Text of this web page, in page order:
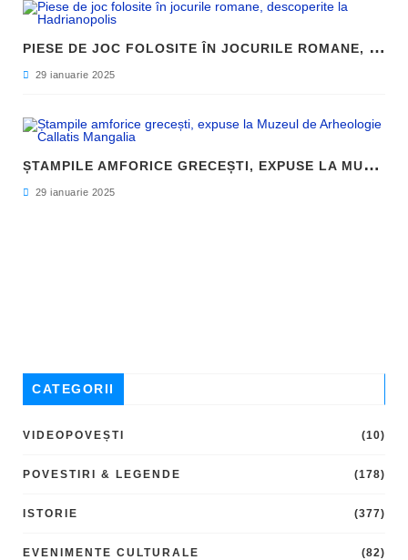
P
IESE DE JOC FOLOSITE ÎN JOCURILE ROMANE, DESCOPERITE LA HADRIANOPOLIS
29 ianuarie 2025
Ș
TAMPILE AMFORICE GRECEȘTI, EXPUSE LA MUZEUL DE ARHEOLOGIE CALLATIS MANGALIA
29 ianuarie 2025
CATEGORII
VIDEOPOVEȘTI (10)
POVESTIRI & LEGENDE (178)
ISTORIE (377)
EVENIMENTE CULTURALE (82)